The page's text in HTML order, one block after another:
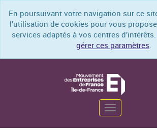
En poursuivant votre navigation sur ce
l’utilisation de cookies pour vous
services adaptés à vos centres d’intérêts.
gérer ces paramètres.
Toggle